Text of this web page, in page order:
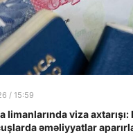
/ 15:59
limanlarında viza
əməliyyatlar